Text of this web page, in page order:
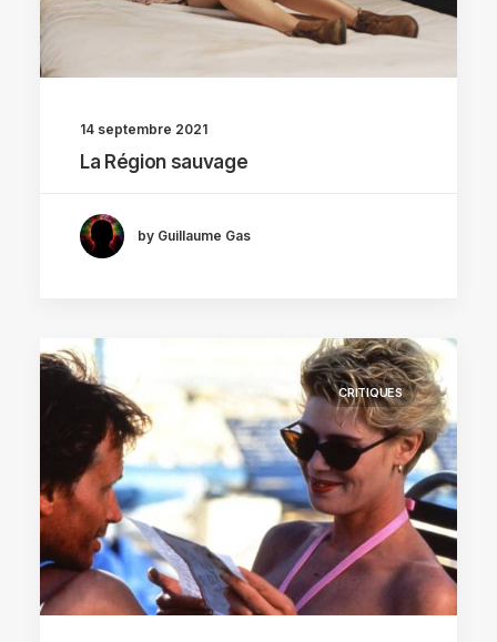
14 septembre 2021
La Région sauvage
by Guillaume Gas
CRITIQUES